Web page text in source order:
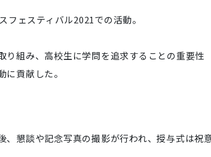
ェスティバル2021での活動。
組み、高校生に学問を追求することの重要性
貢献した。
懇談や記念写真の撮影が行われ、授与式は祝